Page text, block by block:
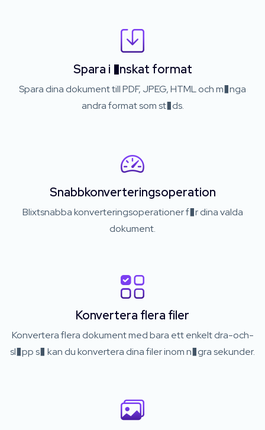
Spara i �nskat format
Spara dina dokument till PDF, JPEG, HTML och m�nga
andra format som st�ds.
Snabbkonverteringsoperation
Blixtsnabba konverteringsoperationer f�r dina valda
dokument.
Konvertera flera filer
Konvertera flera dokument med bara ett enkelt dra-och-
sl�pp s� kan du konvertera dina filer inom n�gra sekunder.